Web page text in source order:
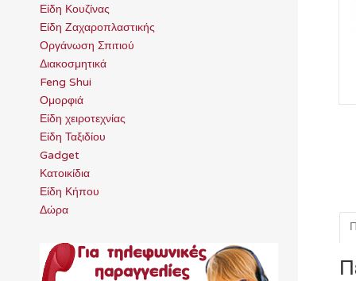
Είδη Κουζίνας
Είδη Ζαχαροπλαστικής
Οργάνωση Σπιτιού
Διακοσμητικά
Feng Shui
Ομορφιά
Είδη χειροτεχνίας
Είδη Ταξιδίου
Gadget
Κατοικίδια
Είδη Κήπου
Δώρα